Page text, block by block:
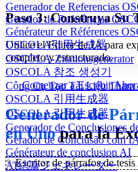
Generador de Referencias
Gerador de Referências
Générateur de Références
OSCOLA引用生成器
OSCOLA-Zitationsgenerator
OSCOLA 참조 생성기
Công Cụ Tạo Tài Liệu
OSCOLA 引用生成器
OSCOLA 引用生成器
Generador de Conclusiones
Gerador de Conclusão com
Générateur de conclusion AI
AI結論ジェネレーター
Paso 3: Construya Su
Utilice el Editor de IA para
completo y estructurado.
Comenzar a Escribir
Generador de
en Unopara la
✨Escritor de párrafos de